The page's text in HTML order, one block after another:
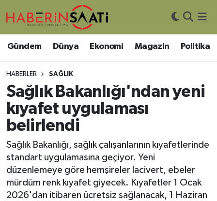
Gündem Dünya Ekonomi Magazin Politika
HABERLER SAĞLIK
Sağlık Bakanlığı'ndan yeni
kıyafet uygulaması
belirlendi
Sağlık Bakanlığı, sağlık çalışanlarının kıyafetlerinde
standart uygulamasına geçiyor. Yeni
düzenlemeye göre hemşireler lacivert, ebeler
mürdüm renk kıyafet giyecek. Kıyafetler 1 Ocak
2026'dan itibaren ücretsiz sağlanacak, 1 Haziran
Asayiş
Bilim ve Teknoloji
Çevre
DIŞ HABER
Eğitim
Ekonomi
Nöbetçi Eczaneler
Hava Durumu
Trafik Durumu
Süper Lig Puan Durumu ve Fikstür
Son Dakika Haberleri
Haber Arşivi